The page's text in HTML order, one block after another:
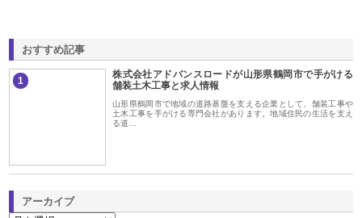
おすすめ記事
1
株式会社アドバンスロードが山形県鶴岡市で手がける
舗装土木工事と求人情報
山形県鶴岡市で地域の道路基盤を支える企業として、舗装工事や
土木工事を手がける専門会社があります。地域住民の生活を支え
る道…
アーカイブ